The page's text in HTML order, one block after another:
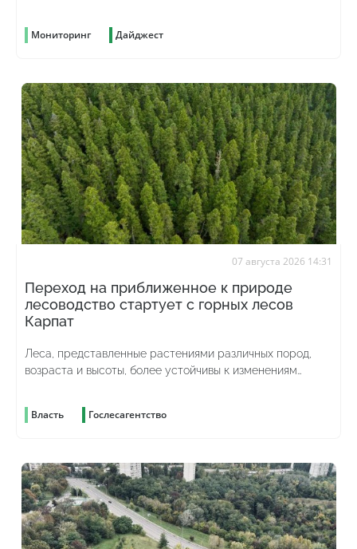
Мониторинг Дайджест
07 августа 2026 14:31
Переход на приближенное к природе
лесоводство стартует с горных лесов
Карпат
Леса, представленные растениями различных пород,
возраста и высоты, более устойчивы к изменениям
Власть Гослесагентство